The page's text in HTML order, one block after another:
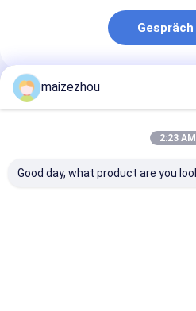
Gespräch
Empfohlene Produkte
maizezhou
2:23 AM
Good day, what product are you